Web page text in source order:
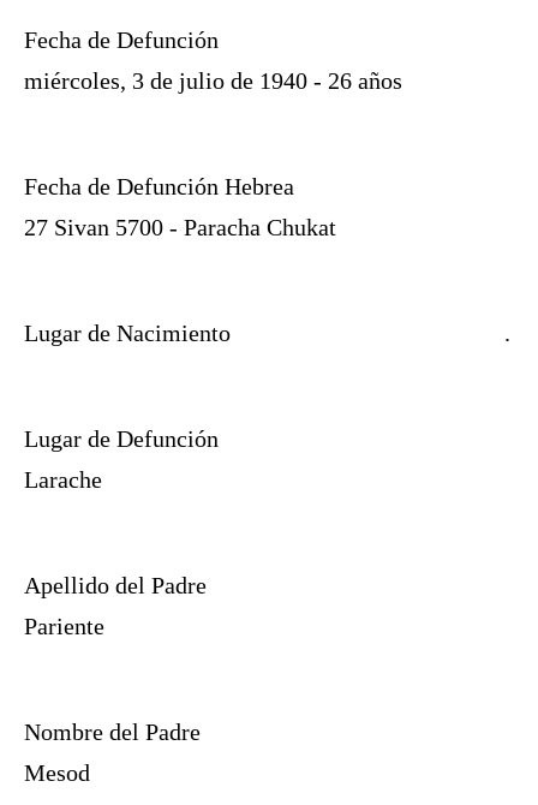
Fecha de Defunción
miércoles, 3 de julio de 1940 - 26 años
Fecha de Defunción Hebrea
27 Sivan 5700 - Paracha Chukat
Lugar de Nacimiento .
Lugar de Defunción
Larache
Apellido del Padre
Pariente
Nombre del Padre
Mesod